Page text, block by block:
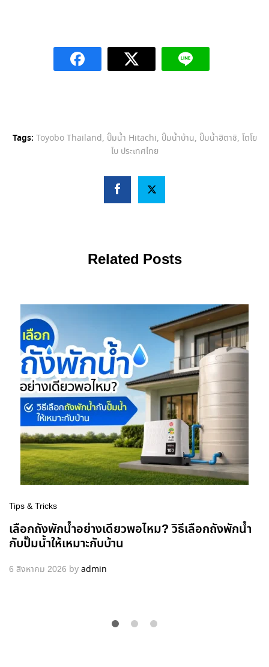
Tags: Toyobo Thailand, ปั๊มน้ำ Hitachi, ปั๊มน้ำบ้าน, ปั๊มน้ำฮิตาชิ, โตโย
โบ ประเทศไทย
Related Posts
Tips & Tricks
เลือกถังพักน้ำอย่างเดียวพอไหม? วิธีเลือกถังพักน้ำ
กับปั๊มน้ำให้เหมาะกับบ้าน
6 สิงหาคม 2026 by admin